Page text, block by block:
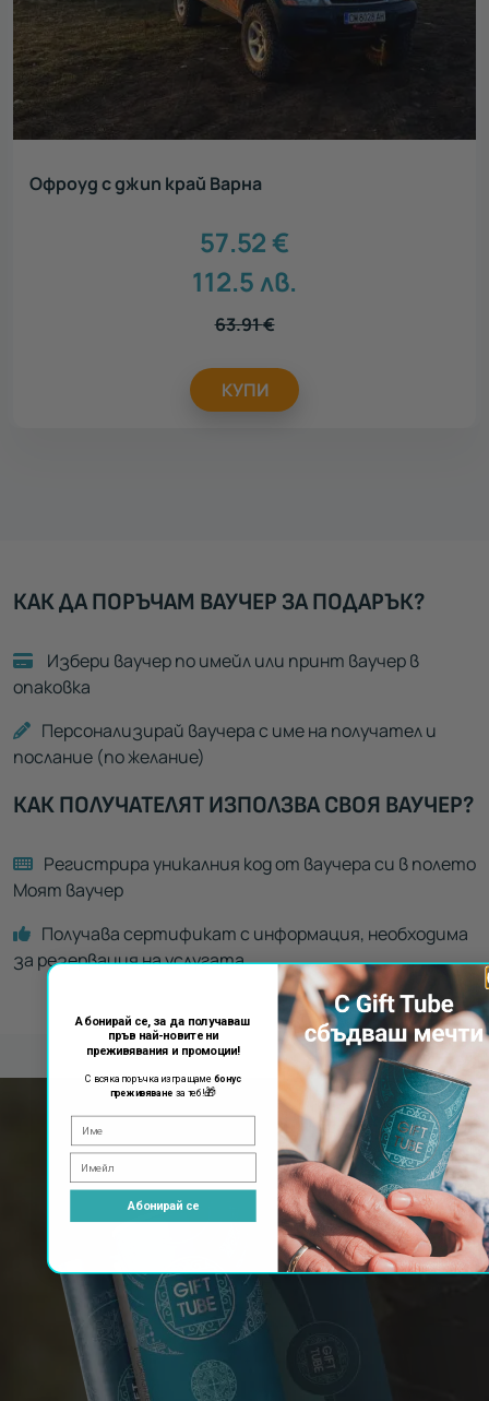
Офроуд с джип край Варна
57.52€
112.5лв.
63.91€
КУПИ
КАК ДА ПОРЪЧАМ ВАУЧЕР ЗА ПОДАРЪК?
Избери ваучер по имейл или принт ваучер в
опаковка
Персонализирай ваучера с име на получател и
послание (по желание)
КАК ПОЛУЧАТЕЛЯТ ИЗПОЛЗВА СВОЯ ВАУЧЕР?
Регистрира уникалния код от ваучера си в полето
Моят ваучер
Получава сертификат с информация, необходима
за резервация на услугата
Абонирай се, за да получаваш
пръв най-новите ни
преживявания и промоции!
С всяка поръчка изпращаме бонус
преживяване за теб!🎁
Абонирай се